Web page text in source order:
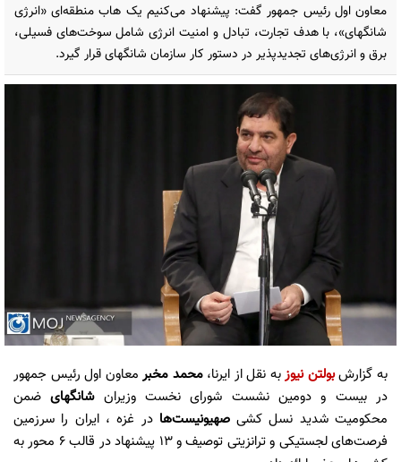
معاون اول رئیس جمهور گفت: پیشنهاد می‌کنیم یک هاب منطقه‌ای «انرژی
شانگهای»، با هدف تجارت، تبادل و امنیت انرژی شامل سوخت‌های فسیلی،
برق و انرژی‌های تجدیدپذیر در دستور کار سازمان شانگهای قرار گیرد.
به گزارشبولتن نیوزبه نقل از ایرنا،محمد مخبرمعاون اول رئیس جمهور
در بیست و دومین نشست شورای نخست وزیرانشانگهایضمن
محکومیت شدید نسل کشیصهیونیست‌ها در غزه ، ایران را سرزمین
فرصت‌های لجستیکی و ترانزیتی توصیف و 13 پیشنهاد در قالب 6 محور به